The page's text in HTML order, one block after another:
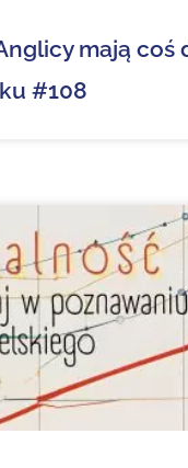
mają
#108